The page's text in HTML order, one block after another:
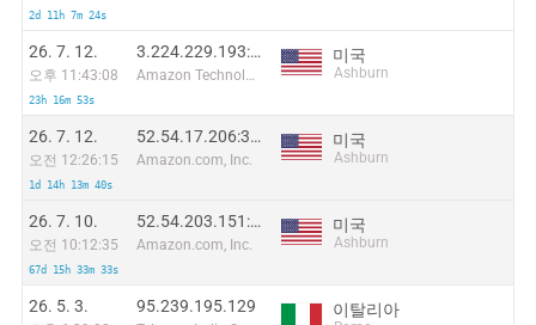
2d 11h 7m 24s
26. 7. 12.
오후 11:43:08
23h 16m 53s
3.224.229.193:34501
Amazon Technologies Inc.
미국
Ashburn
26. 7. 12.
오전 12:26:15
1d 14h 13m 40s
52.54.17.206:36815
Amazon.com, Inc.
미국
Ashburn
26. 7. 10.
오전 10:12:35
67d 15h 33m 33s
52.54.203.151:28611
Amazon.com, Inc.
미국
Ashburn
26. 5. 3. 95.239.195.129 이탈리아